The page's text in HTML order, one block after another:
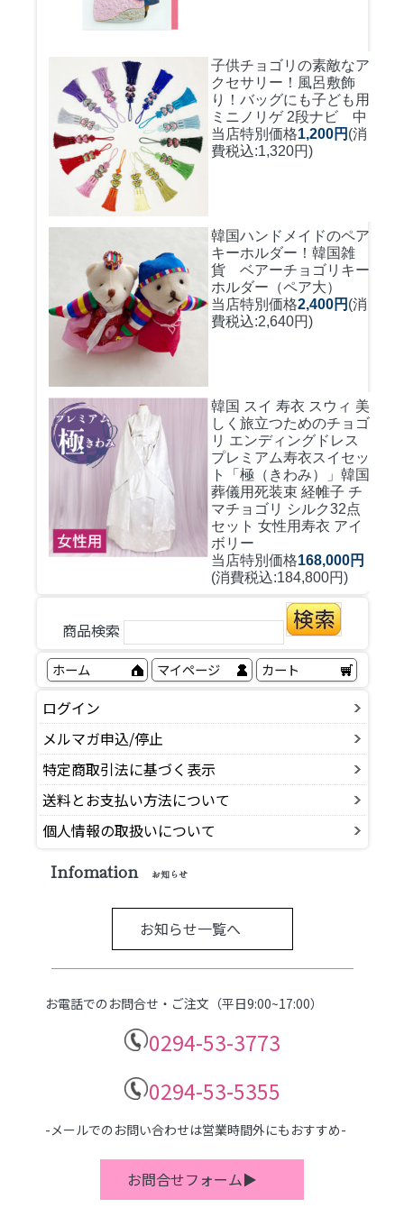
子供チョゴリの素敵なア
クセサリー！風呂敷飾
り！バッグにも子ども用
ミニノリゲ 2段ナビ 中
当店特別価格1,200円 (消
費税込:1,320円)
韓国ハンドメイドのペア
キーホルダー！ 韓国雑
貨 ベアーチョゴリキー
ホルダー（ペア大）
当店特別価格2,400円 (消
費税込:2,640円)
韓国 スイ 寿衣 スウィ 美
しく旅立つためのチョゴ
リ エンディングドレス
プレミアム寿衣スイセッ
ト「極（きわみ）」韓国
葬儀用死装束 経帷子 チ
マチョゴリ シルク32点
セット 女性用寿衣 アイ
ボリー
当店特別価格168,000円
(消費税込:184,800円)
商品検索
ホーム マイページ カート
ログイン
メルマガ申込/停止
特定商取引法に基づく表示
送料とお支払い方法について
個人情報の取扱いについて
Infomation お知らせ
お知らせ一覧へ
お電話でのお問合せ・ご注文（平日9:00~17:00）
0294-53-3773
0294-53-5355
-メールでのお問い合わせは営業時間外にもおすすめ-
お問合せフォーム▶